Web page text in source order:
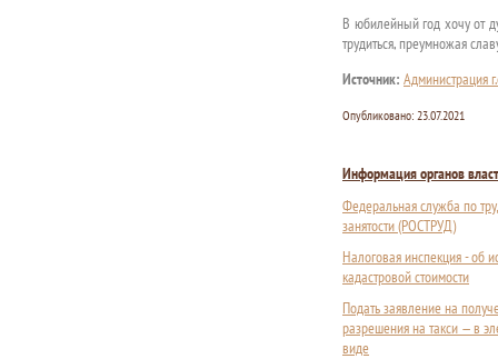
В юбилейный год хочу от
трудиться, преумножая
Источник: Администрация
Опубликовано: 23.07.2021
Информация органов
Федеральная служба по
занятости (РОСТРУД)
Налоговая инспекция - об
кадастровой стоимости
Подать заявление на
разрешения на такси — в
виде